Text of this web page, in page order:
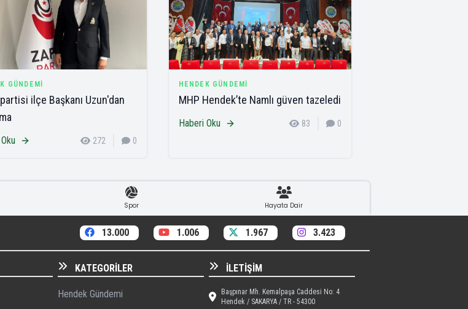
GÜNDEMI
ilçe Başkanı Uzun'dan
272 0
HENDEK GÜNDEMI
MHP Hendek’te Namlı güven tazeledi
Haberi Oku 83 0
Spor Hayata Dair
13.000 1.006 1.967 3.423
KATEGORILER
Hendek Gündemi
İLETIŞIM
Başpınar Mh. Kemalpaşa Caddesi No: 4
Hendek / SAKARYA / TR - 54300